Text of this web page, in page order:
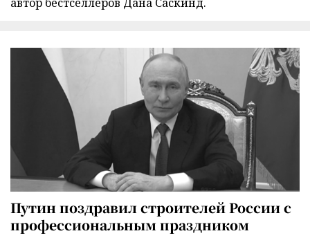
Путин поздравил строителей России с
профессиональным праздником